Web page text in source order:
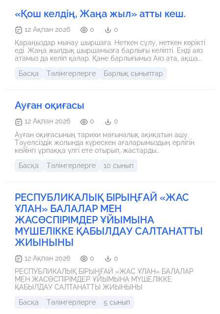
«Қош келдің, Жаңа жыл» атты кеш.
12 Ақпан 2026 0
0
Қараңыздар мынау шыршаға. Неткен сұлу, неткен көрікті
еді. Жаңа жылдық шыршамызға барлығы келіпті. Енді аяз
атамыз да келіп қалар. Қане барлығымыз Аяз ата, ақша
Басқа
Тәлімгерлерге Барлық сыныптар
Ауған оқиғасы
12 Ақпан 2026 0
0
Ауған оқиғасының тарихи мағыналық ақиқатын ашу.
Тәуелсіздік жолында күрескен ағаларымыздың ерлігін
кейінгі ұрпаққа үлгі ете отырып, жастарды
ардагерлеріне құрмет көрсету
Басқа Тәлімгерлерге 10 сынып
РЕСПУБЛИКАЛЫҚ БІРЫҢҒАЙ «ЖАС
ҰЛАН» БАЛАЛАР МЕН
ЖАСӨСПІРІМДЕР ҰЙЫМЫНА
МҮШЕЛІККЕ ҚАБЫЛДАУ САЛТАНАТТЫ
ЖИЫНЫНЫ
12 Ақпан 2026 0
0
РЕСПУБЛИКАЛЫҚ БІРЫҢҒАЙ «ЖАС ҰЛАН» БАЛАЛАР
МЕН ЖАСӨСПІРІМДЕР ҰЙЫМЫНА МҮШЕЛІККЕ
ҚАБЫЛДАУ САЛТАНАТТЫ ЖИЫНЫНЫ
Басқа
Тәлімгерлерге 5 сынып